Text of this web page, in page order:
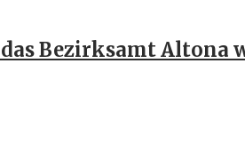
Bezirksamt Altona